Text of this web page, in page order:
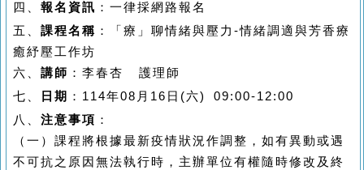
四、 報名資訊 ：一律採網路報名
五、 課程名稱 ： 「療」聊情緒與壓力 -情緒調適與芳香療
癒紓壓工作坊
六、 講師 ：李春杏 護理師
七、
日期 ： 114年08 月16 日 (六) 09:00-12:00
八、 注意事項 ：
（一）課程將根據最新疫情狀況作調整，如有異動或遇
不可抗之原因無法執行時，主辦單位有權隨時修改及終